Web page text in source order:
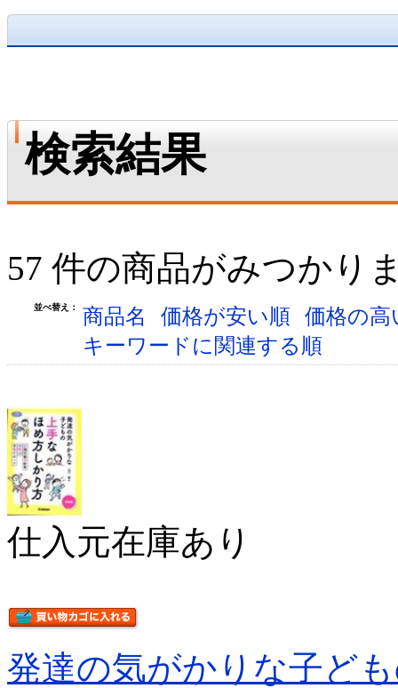
検索結果
57 件の商品がみつかり
並べ替え： 商品名 価格が安い順 価格の
キーワードに関連する順
仕入元在庫あり
発達の気がかりな子ど